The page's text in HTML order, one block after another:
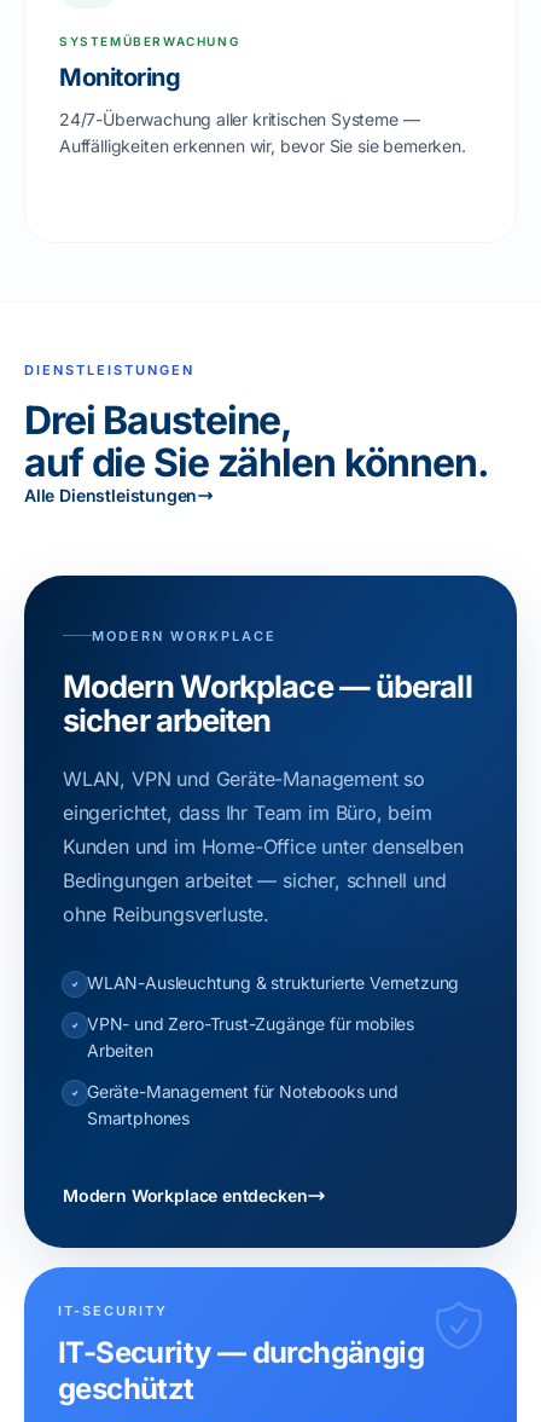
SYSTEMÜBERWACHUNG
Monitoring
24/7-Überwachung aller kritischen Systeme —
Auffälligkeiten erkennen wir, bevor Sie sie bemerken.
DIENSTLEISTUNGEN
Drei Bausteine,
auf die Sie zählen können.
Alle Dienstleistungen
MODERN WORKPLACE
Modern Workplace — überall
sicher arbeiten
WLAN, VPN und Geräte-Management so
eingerichtet, dass Ihr Team im Büro, beim
Kunden und im Home-Office unter denselben
Bedingungen arbeitet — sicher, schnell und
ohne Reibungsverluste.
WLAN-Ausleuchtung & strukturierte Vernetzung
VPN- und Zero-Trust-Zugänge für mobiles
Arbeiten
Geräte-Management für Notebooks und
Smartphones
Modern Workplace entdecken
IT-SECURITY
IT-Security — durchgängig
geschützt